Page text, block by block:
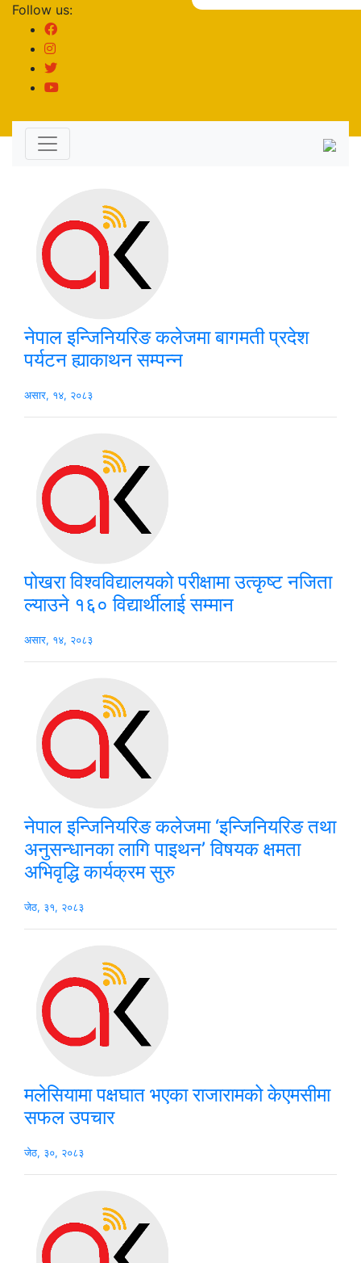
Follow us:
नेपाल इन्जिनियरिङ कलेजमा बागमती प्रदेश
पर्यटन ह्याकाथन सम्पन्न
असार, १४, २०८३
पोखरा विश्वविद्यालयको परीक्षामा उत्कृष्ट नजिता
ल्याउने १६० विद्यार्थीलाई सम्मान
असार, १४, २०८३
नेपाल इन्जिनियरिङ कलेजमा ‘इन्जिनियरिङ तथा
अनुसन्धानका लागि पाइथन’ विषयक क्षमता
अभिवृद्धि कार्यक्रम सुरु
जेठ, ३१, २०८३
मलेसियामा पक्षघात भएका राजारामको केएमसीमा
सफल उपचार
जेठ, ३०, २०८३